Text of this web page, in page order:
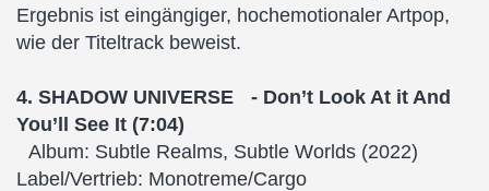
Ergebnis ist eingängiger, hochemotionaler Artpop,
wie der Titeltrack beweist.
4. SHADOW UNIVERSE - Don’t Look At it And
You’ll See It (7:04)
Album: Subtle Realms, Subtle Worlds (2022)
Label/Vertrieb: Monotreme/Cargo